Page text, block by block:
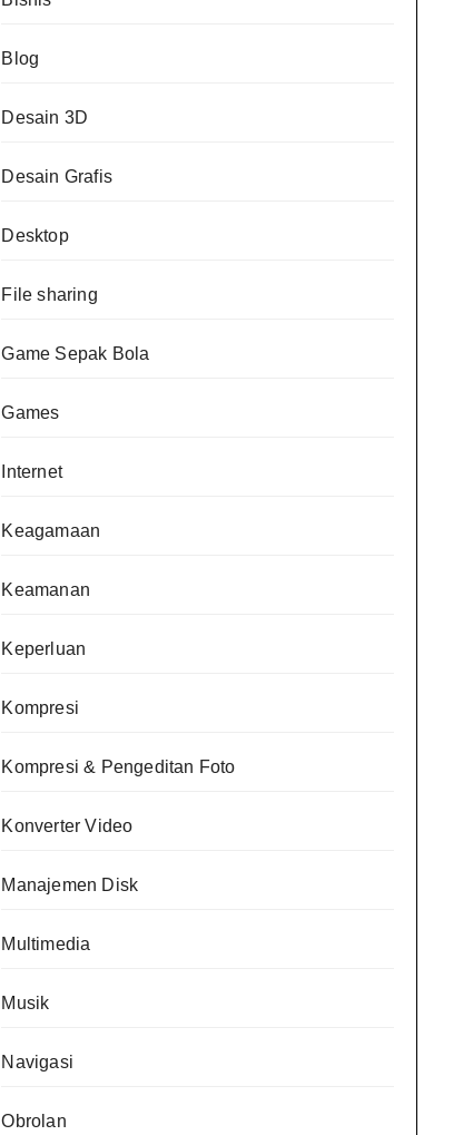
Blog
Desain 3D
Desain Grafis
Desktop
File sharing
Game Sepak Bola
Games
Internet
Keagamaan
Keamanan
Keperluan
Kompresi
Kompresi & Pengeditan Foto
Konverter Video
Manajemen Disk
Multimedia
Musik
Navigasi
Obrolan